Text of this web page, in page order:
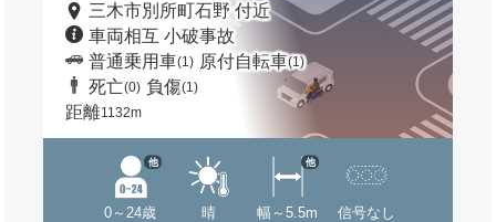
三木市別所町石野 付近
車両相互 小破事故
普通乗用車(1) 原付自転車(1)
死亡(0) 負傷(1)
距離1132m
0～24歳
他
晴 幅～5.5m
他
信号なし